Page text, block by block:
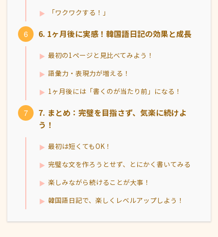
「ワクワクする！」
6. 1ヶ月後に実感！韓国語日記の効果と成長
最初の1ページと見比べてみよう！
語彙力・表現力が増える！
1ヶ月後には「書くのが当たり前」になる！
7. まとめ：完璧を目指さず、気楽に続けよ
う！
最初は短くてもOK！
完璧な文を作ろうとせず、とにかく書いてみる
楽しみながら続けることが大事！
韓国語日記で、楽しくレベルアップしよう！